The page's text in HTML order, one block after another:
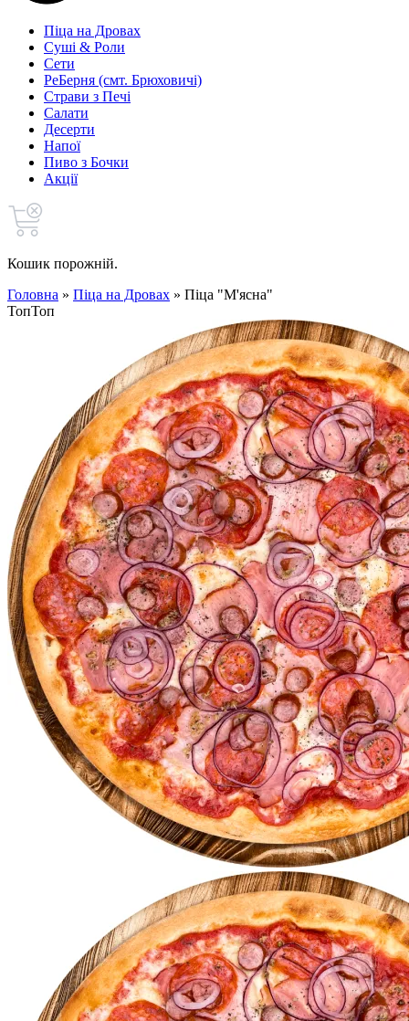
Піца на Дровах
Cуші & Роли
Сети
РеБерня (смт. Брюховичі)
Страви з Печі
Салати
Десерти
Напої
Пиво з Бочки
Акції
Кошик порожній.
Головна » Піца на Дровах » Піца "М'ясна"
ТопТоп